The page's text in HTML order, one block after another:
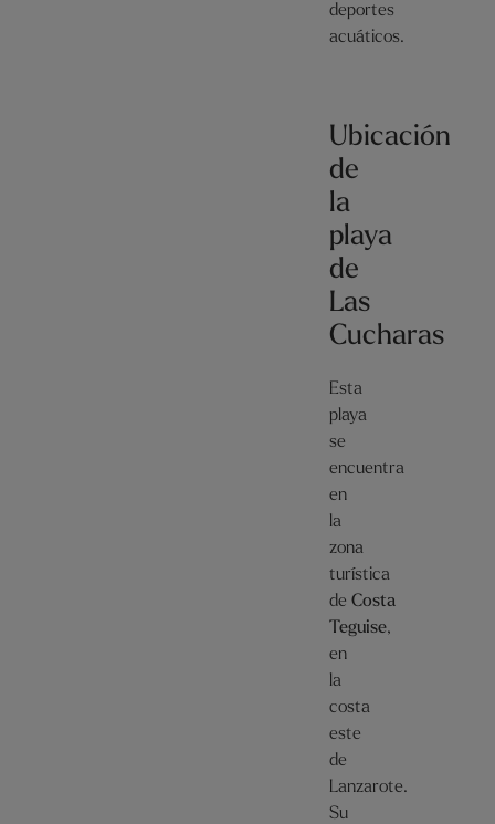
deportes
acuáticos.
Ubicación
de
la
playa
de
Las
Cucharas
Esta
playa
se
encuentra
en
la
zona
turística
de Costa
Teguise,
en
la
costa
este
de
Lanzarote.
Su